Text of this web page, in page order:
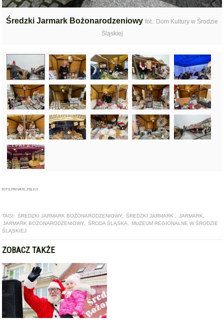
Średzki Jarmark Bożonarodzeniowy fot.: Dom Kultury w Środzie
Śląskiej
FOTO_PRIVATE_POLICY
TAGI: ŚREDZKI JARMARK BOŻONARODZENIOWY, ŚREDZKI JARMARK , JARMARK,
JARMARK BOŻONARODZENIOWY, ŚRODA ŚLĄSKA,
MUZEUM REGIONALNE W ŚRODZIE
ŚLĄSKIEJ
ZOBACZ TAKŻE